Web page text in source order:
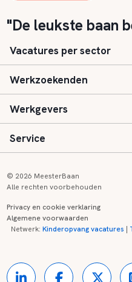
"De leukste baan
Vacatures per sector
Basisonderwijs
Speciaal (basis) onderwijs
Voortgezet onderwijs
Kinderopvang
Werkzoekenden
Aanmelden
Vacatures
Zij-instroom informatie
Werkgevers
Inloggen
Registreren
Service
Onderwijs links
© 2026 MeesterBaan
Alle rechten voorbehouden
Privacy en cookie verklaring
Algemene voorwaarden
Netwerk:Kinderopvang vacatures |